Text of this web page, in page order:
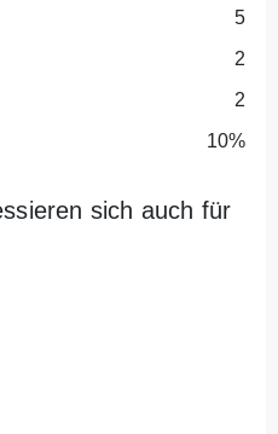
5
2
2
10%
sich auch für